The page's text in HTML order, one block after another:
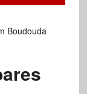
Boudouda